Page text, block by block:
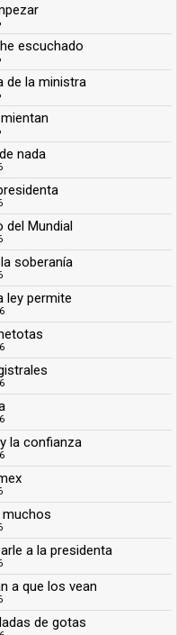
escuchado
de la ministra
nada
del Mundial
soberanía
ley permite
la confianza
a la presidenta
a que los vean
de gotas